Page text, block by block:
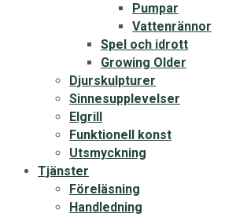
Pumpar
Vattenrännor
Spel och idrott
Growing Older
Djurskulpturer
Sinnesupplevelser
Elgrill
Funktionell konst
Utsmyckning
Tjänster
Föreläsning
Handledning